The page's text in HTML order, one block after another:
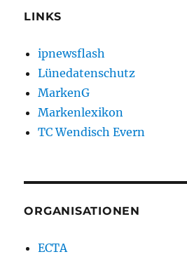
LINKS
ipnewsflash
Lünedatenschutz
MarkenG
Markenlexikon
TC Wendisch Evern
ORGANISATIONEN
ECTA